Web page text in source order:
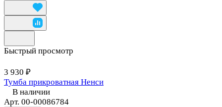
Быстрый просмотр
3 930 ₽
Тумба прикроватная Ненси
В наличии
Арт. 00-00086784